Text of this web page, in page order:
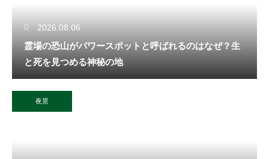
2026.08.06
霊場の恐山がパワースポットと呼ばれるのはなぜ？生
と死を見つめる神秘の地
夜景